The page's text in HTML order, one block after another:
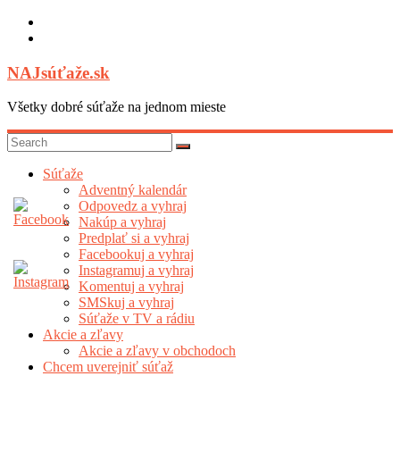
Skip
NAJsúťaže.sk
Všetky dobré súťaže na jednom mieste
Súťaže
Adventný kalendár
Odpovedz a vyhraj
Nakúp a vyhraj
Predplať si a vyhraj
Facebookuj a vyhraj
Instagramuj a vyhraj
Komentuj a vyhraj
SMSkuj a vyhraj
Súťaže v TV a rádiu
Akcie a zľavy
Akcie a zľavy v obchodoch
Chcem uverejniť súťaž